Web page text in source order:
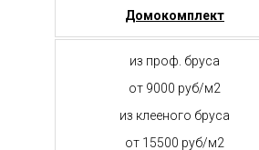
Домокомплект
из проф. бруса
от 9000 руб/м2
из клееного бруса
от 15500 руб/м2